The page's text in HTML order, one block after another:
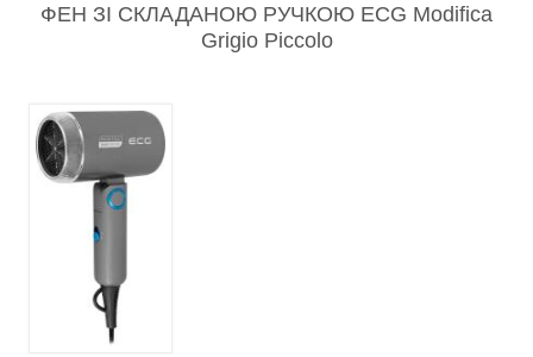
ФЕН ЗІ СКЛАДАНОЮ РУЧКОЮ ECG Modifica
Grigio Piccolo